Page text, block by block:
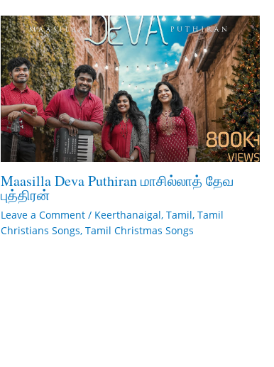
Maasilla Deva Puthiran மாசில்லாத் தேவ
புத்திரன்
Leave a Comment / Keerthanaigal, Tamil, Tamil
Christians Songs, Tamil Christmas Songs